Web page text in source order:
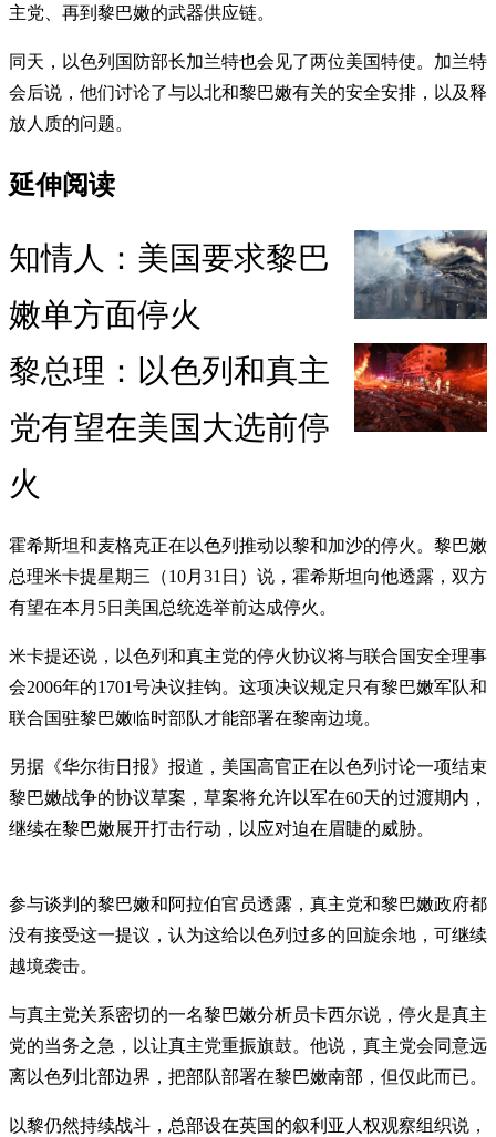
主党、再到黎巴嫩的武器供应链。
同天，以色列国防部长加兰特也会见了两位美国特使。加兰特
会后说，他们讨论了与以北和黎巴嫩有关的安全安排，以及释
放人质的问题。
延伸阅读
知情人：美国要求黎巴
嫩单方面停火
黎总理：以色列和真主
党有望在美国大选前停
火
霍希斯坦和麦格克正在以色列推动以黎和加沙的停火。黎巴嫩
总理米卡提星期三（10月31日）说，霍希斯坦向他透露，双方
有望在本月5日美国总统选举前达成停火。
米卡提还说，以色列和真主党的停火协议将与联合国安全理事
会2006年的1701号决议挂钩。这项决议规定只有黎巴嫩军队和
联合国驻黎巴嫩临时部队才能部署在黎南边境。
另据《华尔街日报》报道，美国高官正在以色列讨论一项结束
黎巴嫩战争的协议草案，草案将允许以军在60天的过渡期内，
继续在黎巴嫩展开打击行动，以应对迫在眉睫的威胁。
参与谈判的黎巴嫩和阿拉伯官员透露，真主党和黎巴嫩政府都
没有接受这一提议，认为这给以色列过多的回旋余地，可继续
越境袭击。
与真主党关系密切的一名黎巴嫩分析员卡西尔说，停火是真主
党的当务之急，以让真主党重振旗鼓。他说，真主党会同意远
离以色列北部边界，把部队部署在黎巴嫩南部，但仅此而已。
以黎仍然持续战斗，总部设在英国的叙利亚人权观察组织说，